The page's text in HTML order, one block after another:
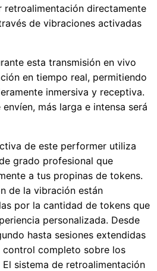
retroalimentación directamente
de vibraciones activadas
esta transmisión en vivo
en tiempo real, permitiendo
inmersiva y receptiva.
más larga e intensa será
de este performer utiliza
grado profesional que
a tus propinas de tokens.
de la vibración están
por la cantidad de tokens que
personalizada. Desde
hasta sesiones extendidas
control completo sobre los
sistema de retroalimentación